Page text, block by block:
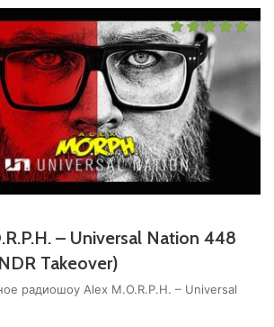
– Universal Nation 448
Takeover)
радиошоу Alex M.O.R.P.H. – Universal